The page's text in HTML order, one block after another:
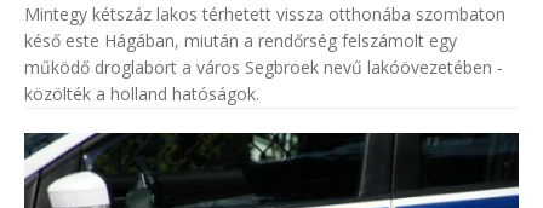
Mintegy kétszáz lakos térhetett vissza otthonába szombaton
késő este Hágában, miután a rendőrség felszámolt egy
működő droglabort a város Segbroek nevű lakóövezetében -
közölték a holland hatóságok.